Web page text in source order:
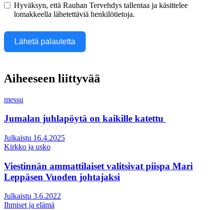
Hyväksyn, että Rauhan Tervehdys tallentaa ja käsittelee
lomakkeella lähetettäviä henkilötietoja.
Lähetä palautetta
Aiheeseen liittyvää
messu
Jumalan juhlapöytä on kaikille katettu
Julkaistu 16.4.2025
Kirkko ja usko
Viestinnän ammattilaiset valitsivat piispa Mari
Leppäsen Vuoden johtajaksi
Julkaistu 3.6.2022
Ihmiset ja elämä